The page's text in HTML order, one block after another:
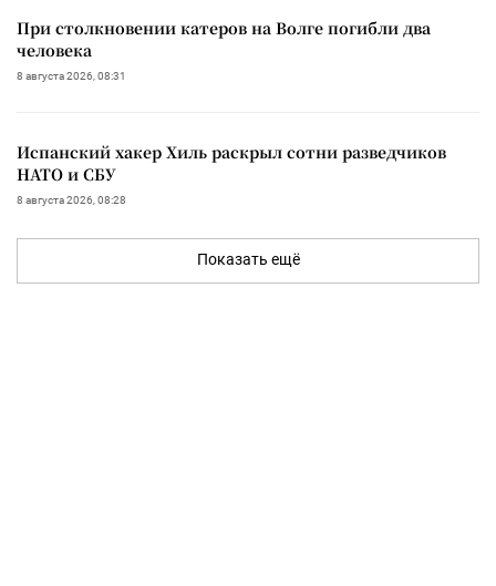
При столкновении катеров на Волге погибли два
человека
8 августа 2026, 08:31
Испанский хакер Хиль раскрыл сотни разведчиков
НАТО и СБУ
8 августа 2026, 08:28
Показать ещё